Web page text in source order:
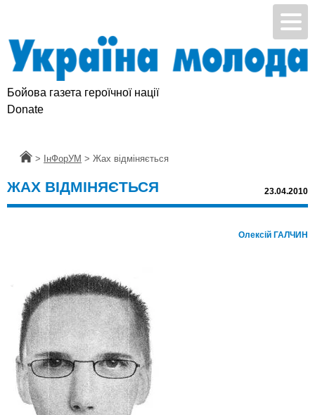
Бойова газета героїчної нації
Donate
Головна
> ІнФорУМ > Жах відміняється
ЖАХ ВІДМІНЯЄТЬСЯ 23.04.2010
Олексій ГАЛЧИН